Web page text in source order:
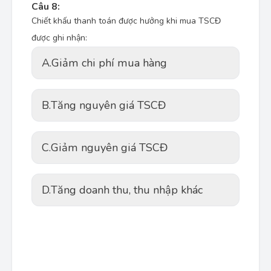
Câu 8:
Chiết khấu thanh toán được hưởng khi mua TSCĐ
được ghi nhận:
A.Giảm chi phí mua hàng
B.Tăng nguyên giá TSCĐ
C.Giảm nguyên giá TSCĐ
D.Tăng doanh thu, thu nhập khác